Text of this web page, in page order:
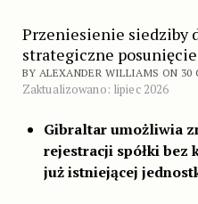
Przeniesienie siedziby
strategiczne posunięcie
BY ALEXANDER WILLIAMS ON 30
Zaktualizowano: lipiec 2026
Gibraltar umożliwia
rejestracji spółki bez
już istniejącej